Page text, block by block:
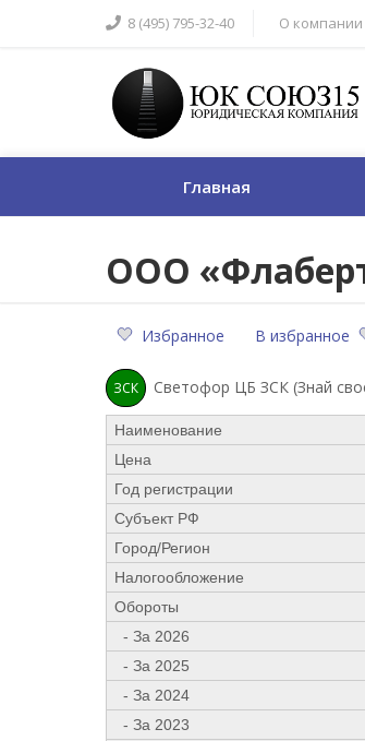
8 (495) 795-32-40 О компании
Главная
ООО
Избранное В избранное
ЗСК Светофор ЦБ ЗСК (Знай
Наименование
Цена
Год регистрации
Субъект РФ
Город/Регион
Налогообложение
Обороты
- За 2026
- За 2025
- За 2024
- За 2023